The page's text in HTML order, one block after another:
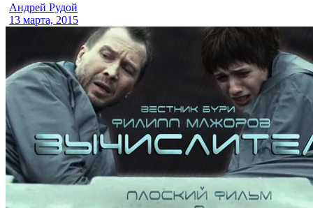
Андрей Рудой
13 марта, 2015